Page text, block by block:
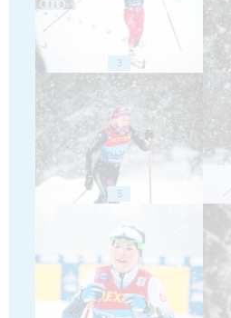
3
5